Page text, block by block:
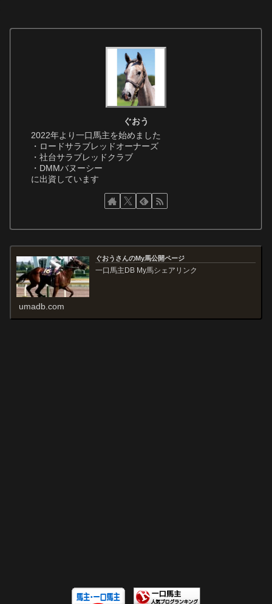
ぐおう
2022年より一口馬主を始めました
・ロードサラブレッドオーナーズ
・社台サラブレッドクラブ
・DMMバヌーシー
に出資しています
ぐおうさんのMy馬公開ページ
一口馬主DB My馬シェアリンク
umadb.com